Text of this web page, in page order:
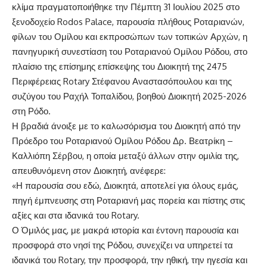
κλίμα πραγματοποιήθηκε την Πέμπτη 31 Ιουλίου 2025 στο
ξενοδοχείο Rodos Palace, παρουσία πλήθους Ροταριανών,
φίλων του Ομίλου και εκπροσώπων των τοπικών Αρχών, η
πανηγυρική συνεστίαση του Ροταριανού Ομίλου Ρόδου, στο
πλαίσιο της επίσημης επίσκεψης του Διοικητή της 2475
Περιφέρειας Rotary Στέφανου Αναστασόπουλου και της
συζύγου του Ραχήλ Τοπαλίδου, βοηθού Διοικητή 2025-2026
στη Ρόδο.
Η βραδιά άνοιξε με το καλωσόρισμα του Διοικητή από την
Πρόεδρο του Ροταριανού Ομίλου Ρόδου Δρ. Βεατρίκη –
Καλλιόπη Σέρβου, η οποία μεταξύ άλλων στην ομιλία της,
απευθυνόμενη στον Διοικητή, ανέφερε:
«Η παρουσία σου εδώ, Διοικητά, αποτελεί για όλους εμάς,
πηγή έμπνευσης στη Ροταριανή μας πορεία και πίστης στις
αξίες και στα ιδανικά του Rotary.
Ο Όμιλός μας, με μακρά ιστορία και έντονη παρουσία και
προσφορά στο νησί της Ρόδου, συνεχίζει να υπηρετεί τα
ιδανικά του Rotary, την προσφορά, την ηθική, την ηγεσία και